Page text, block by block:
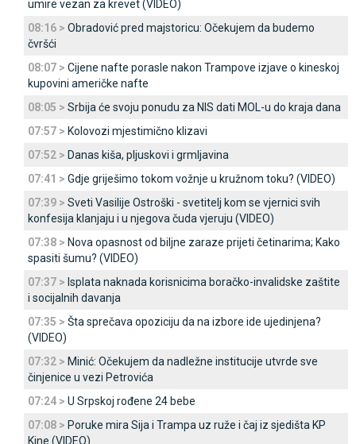
umire vezan za krevet (VIDEO)
08:16 > Obradović pred majstoricu: Očekujem da budemo
čvršći
08:07 > Cijene nafte porasle nakon Trampove izjave o kineskoj
kupovini američke nafte
08:05 > Srbija će svoju ponudu za NIS dati MOL-u do kraja dana
07:57 > Kolovozi mjestimično klizavi
07:52 > Danas kiša, pljuskovi i grmljavina
07:41 > Gdje griješimo tokom vožnje u kružnom toku? (VIDEO)
07:39 > Sveti Vasilije Ostroški - svetitelj kom se vjernici svih
konfesija klanjaju i u njegova čuda vjeruju (VIDEO)
07:38 > Nova opasnost od biljne zaraze prijeti četinarima; Kako
spasiti šumu? (VIDEO)
07:37 > Isplata naknada korisnicima boračko-invalidske zaštite
i socijalnih davanja
07:35 > Šta sprečava opoziciju da na izbore ide ujedinjena?
(VIDEO)
07:32 > Minić: Očekujem da nadležne institucije utvrde sve
činjenice u vezi Petrovića
07:24 > U Srpskoj rođene 24 bebe
07:08 > Poruke mira Sija i Trampa uz ruže i čaj iz sjedišta KP
Kine (VIDEO)